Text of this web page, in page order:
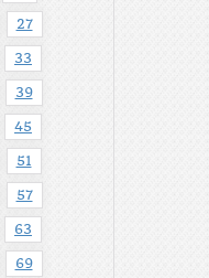
27
33
39
45
51
57
63
69